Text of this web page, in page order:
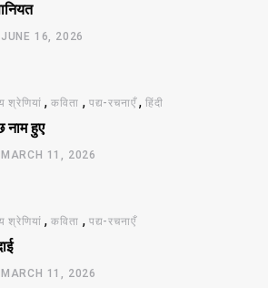
JUNE 16, 2026
श्रेणियां ,कविता , पद्य-रचनाएँ,हिंदी
नाम हुए
MARCH 11, 2026
श्रेणियां ,कविता , पद्य-रचनाएँ
MARCH 11, 2026